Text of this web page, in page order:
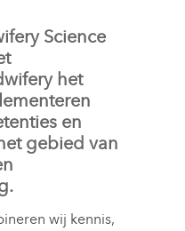
Science
het
en
gebied van
wij kennis,